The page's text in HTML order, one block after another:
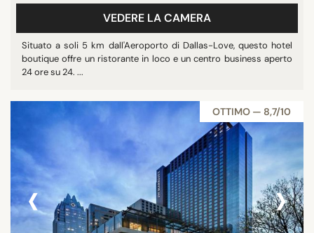
VEDERE LA CAMERA
Situato a soli 5 km dall'Aeroporto di Dallas-Love, questo hotel
boutique offre un ristorante in loco e un centro business aperto
24 ore su 24. ...
OTTIMO — 8,7/10
‹ ›